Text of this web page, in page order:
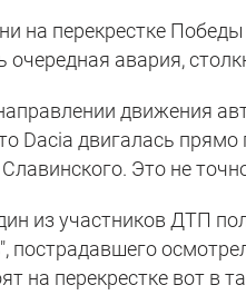
на перекрестке
очередная авария,
движения
Dacia двигалась
Славинского. Это не
из участников ДТП
пострадавшего
на перекрестке вот в